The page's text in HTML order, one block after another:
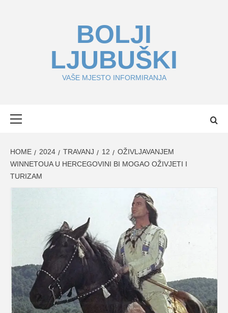
BOLJI
LJUBUŠKI
VAŠE MJESTO INFORMIRANJA
HOME 2024 TRAVANJ 12
OŽIVLJAVANJEM
WINNETOUA U HERCEGOVINI BI MOGAO OŽIVJETI I
TURIZAM